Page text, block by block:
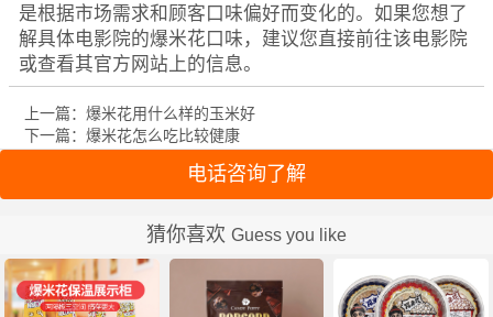
是根据市场需求和顾客口味偏好而变化的。如果您想了
解具体电影院的爆米花口味，建议您直接前往该电影院
或查看其官方网站上的信息。
上一篇：爆米花用什么样的玉米好
下一篇：爆米花怎么吃比较健康
电话咨询了解
猜你喜欢 Guess you like